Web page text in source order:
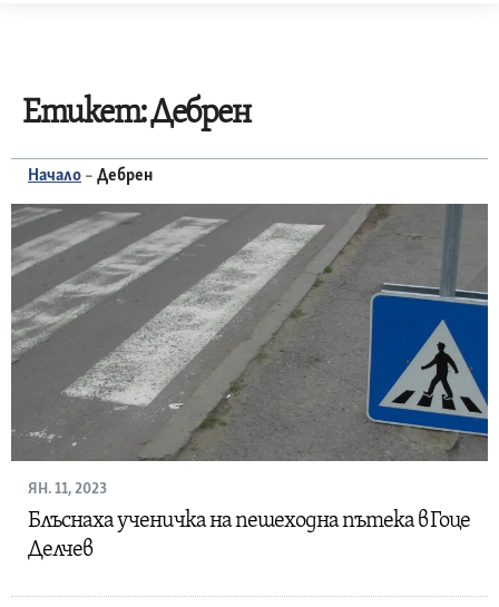
Етикет:Дебрен
Начало – Дебрен
ЯН. 11, 2023
Блъснаха ученичка на пешеходна пътека в Гоце
Делчев